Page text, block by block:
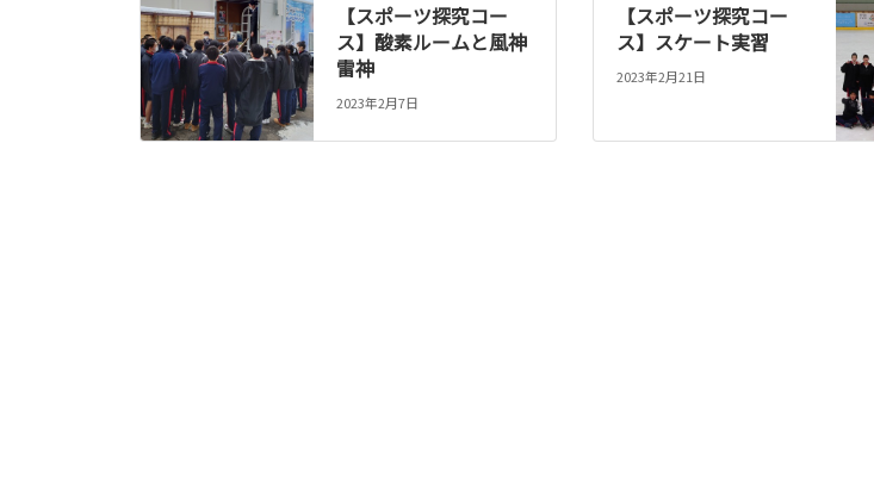
【スポーツ探究コー
ス】酸素ルームと風神
雷神
2023年2月7日
【スポーツ探究コー
ス】スケート実習
2023年2月21日